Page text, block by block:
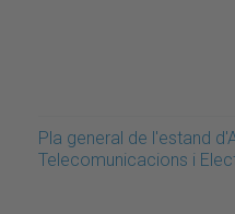
Pla general de l'estand
Telecomunicacions i